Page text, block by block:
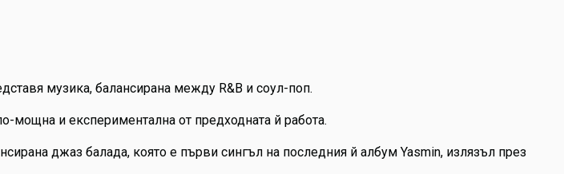
музика, балансирана между R&B и соул-поп.
мощна и експериментална от предходната й работа.
джаз балада, която е първи сингъл на последния й албум Yasmin, излязъл през